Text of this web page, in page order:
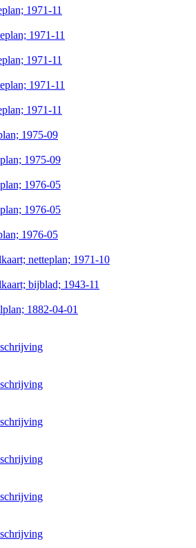
1971-11
1971-11
1971-11
1971-11
1971-11
1975-09
1975-09
1976-05
1976-05
1976-05
netteplan; 1971-10
bijblad; 1943-11
1882-04-01